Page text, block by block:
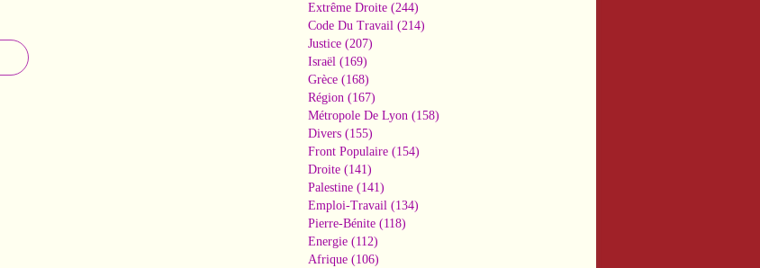
Extrême Droite (244)
Code Du Travail (214)
Justice (207)
Israël (169)
Grèce (168)
Région (167)
Métropole De Lyon (158)
Divers (155)
Front Populaire (154)
Droite (141)
Palestine (141)
Emploi-Travail (134)
Pierre-Bénite (118)
Energie (112)
Afrique (106)